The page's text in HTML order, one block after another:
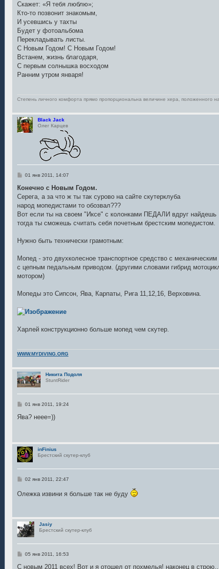
Скажет: «Я тебя люблю»;
Кто-то позвонит знакомым,
И усевшись у тахты
Будет у фотоальбома
Перекладывать листы.
C Новым Годом! С Новым Годом!
Встанем, жизнь благодаря,
С первым солнышка восходом
Ранним утром января!
Степень личного комфорта прямо пропорциональна величине хера, положенного
Black Jack
Олег Карцев
С
о
щ
е
н
и
е
01 янв 2011, 14:07
Конечно с Новым Годом.
Серега, а за что ж ты так сурово на сайте скутерклуба
народ мопедистами то обозвал???
Вот если ты на своем "Иксе" с колонками ПЕДАЛИ вдруг найдешь
тогда ты сможешь считать себя почетным брестским мопедистом.
Нужно быть технически грамотным:
Мопед - это двухколесное транспортное средство с механическим
с цепным педальным приводом. (другими словами гибрид
мотором)
Мопеды это Сипсон, Ява, Карпаты, Рига 11,12,16, Верховина.
Харлей конструкционно больше мопед чем скутер.
WWW.MYDIVING.ORG
Никита Подоля
StuntRider
С
о
и
е
01 янв 2011, 19:24
Ява? неее=))
inFinius
Брестский скутер-клуб
С
б
и
е
02 янв 2011, 22:47
Олежка извини я больше так не буду
Jasiy
Брестский скутер-клуб
С
о
05 янв 2011, 16:53
С новым 2011 всех! Вот и я отошел от похмелья! наконец в